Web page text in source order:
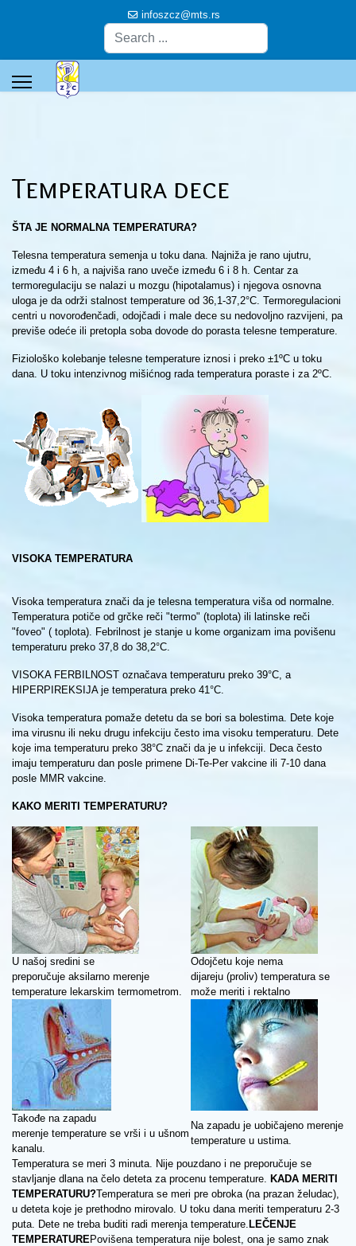
infoszcz@mts.rs
Temperatura dece
ŠTA JE NORMALNA TEMPERATURA?
Telesna temperatura semenja u toku dana. Najniža je rano ujutru,
između 4 i 6 h, a najviša rano uveče između 6 i 8 h. Centar za
termoregulaciju se nalazi u mozgu (hipotalamus) i njegova osnovna
uloga je da održi stalnost temperature od 36,1-37,2°C. Termoregulacioni
centri u novorođenčadi, odojčadi i male dece su nedovoljno razvijeni, pa
previše odeće ili pretopla soba dovode do porasta telesne temperature.
Fiziološko kolebanje telesne temperature iznosi i preko ±1ºC u toku
dana. U toku intenzivnog mišićnog rada temperatura poraste i za 2ºC.
VISOKA TEMPERATURA
Visoka temperatura znači da je telesna temperatura viša od normalne.
Temperatura potiče od grčke reči "termo" (toplota) ili latinske reči
"foveo" ( toplota). Febrilnost je stanje u kome organizam ima povišenu
temperaturu preko 37,8 do 38,2°C.
VISOKA FERBILNOST označava temperaturu preko 39°C, a
HIPERPIREKSIJA je temperatura preko 41°C.
Visoka temperatura pomaže detetu da se bori sa bolestima. Dete koje
ima virusnu ili neku drugu infekciju često ima visoku temperaturu. Dete
koje ima temperaturu preko 38°C znači da je u infekciji. Deca često
imaju temperaturu dan posle primene Di-Te-Per vakcine ili 7-10 dana
posle MMR vakcine.
KAKO MERITI TEMPERATURU?
U našoj sredini se
preporučuje aksilarno merenje
temperature lekarskim termometrom.
Odojčetu koje nema
dijareju (proliv) temperatura se
može meriti i rektalno
Takođe na zapadu
merenje temperature se vrši i u ušnom
kanalu.
Na zapadu je uobičajeno merenje
temperature u ustima.
Temperatura se meri 3 minuta. Nije pouzdano i ne preporučuje se
stavljanje dlana na čelo deteta za procenu temperature. KADA MERITI
TEMPERATURU?Temperatura se meri pre obroka (na prazan želudac),
u deteta koje je prethodno mirovalo. U toku dana meriti temperaturu 2-3
puta. Dete ne treba buditi radi merenja temperature. LEČENJE
TEMPERATUREPovišena temperatura nije bolest, ona je samo znak